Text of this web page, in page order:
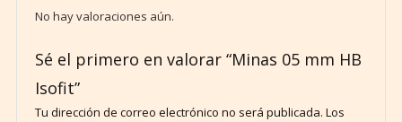
No hay valoraciones aún.
Sé el primero en valorar “Minas 05 mm HB
Isofit”
Tu dirección de correo electrónico no será publicada. Los